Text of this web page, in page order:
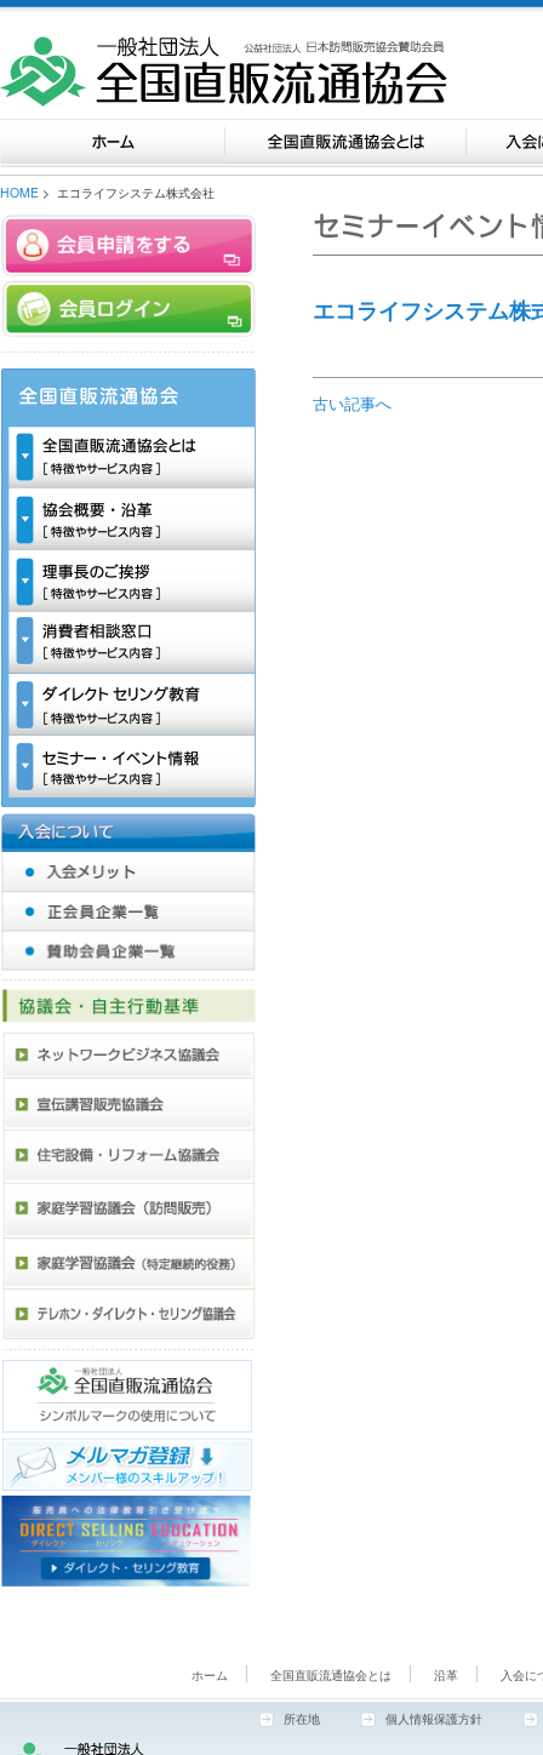
HOME > エコライフシステム株式会社
エコライフシステム株
古い記事へ
ホーム 全国直販流通協会とは 沿革 入会に
所在地 個人情報保護方針